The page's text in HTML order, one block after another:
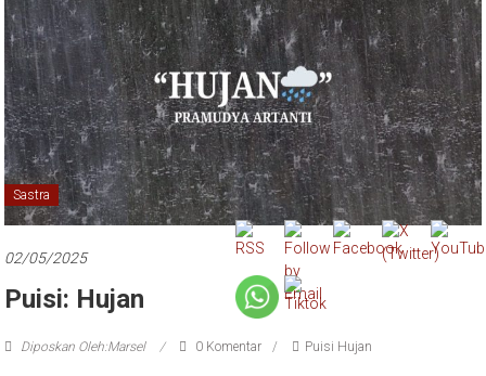
Sastra
02/05/2025
Puisi: Hujan
Diposkan Oleh:Marsel 0 Komentar Puisi Hujan